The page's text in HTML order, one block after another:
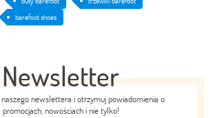
barefoot shoes
Newsletter
naszego newslettera i otrzymuj powiadomienia o
promocjach, nowościach i nie tylko!